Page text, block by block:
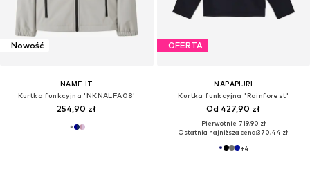
Nowość
NAME IT
Kurtka funkcyjna 'NKNALFA08'
254,90 zł
OFERTA
NAPAPIJRI
Kurtka funkcyjna 'Rainforest'
Od 427,90 zł
Pierwotnie: 719,90 zł
Ostatnia najniższa cena:370,44 zł
+4